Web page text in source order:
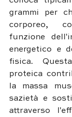
grammi per
corporeo,
funzione
energetico e
fisica.
proteica
la massa
sazietà e
attraverso